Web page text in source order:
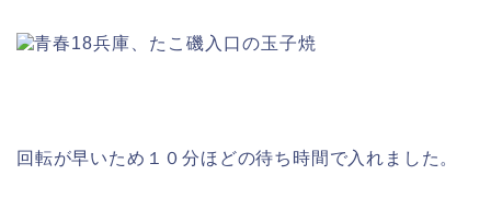
回転が早いため１０分ほどの待ち時間で入れました。